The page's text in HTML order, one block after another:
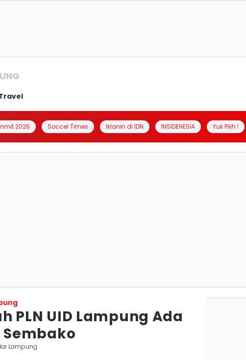
2026 Soccer Times Iklanin di IDN INSIDENESIA Yuk Pilih !
PLN UID Lampung Ada
Sembako
Lampung